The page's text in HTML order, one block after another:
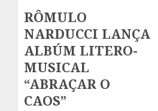
RÔMULO
NARDUCCI LANÇA
ALBÚM LITERO-
MUSICAL
“ABRAÇAR O
CAOS”